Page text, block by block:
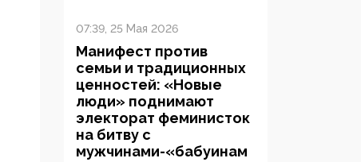
07:39, 25 Мая 2026
Манифест против
семьи и традиционных
ценностей: «Новые
люди» поднимают
электорат феминисток
на битву с
мужчинами-«бабуинам